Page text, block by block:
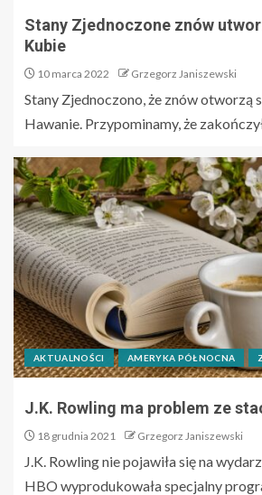
Stany Zjednoczone znów
Kubie
10 marca 2022 Grzegorz Janiszewski
Stany Zjednoczono, że znów otworzą
Hawanie. Przypominamy, że
AKTUALNOŚCI AMERYKA PÓŁNOCNA
J.K. Rowling ma problem ze
18 grudnia 2021 Grzegorz Janiszewski
J.K. Rowling nie pojawiła się na
HBO wyprodukowała specjalny